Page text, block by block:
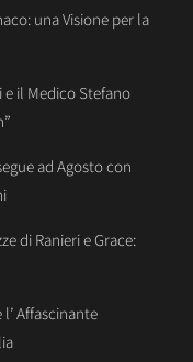
una Visione per la
e il Medico Stefano
ad Agosto con
di Ranieri e Grace:
Affascinante